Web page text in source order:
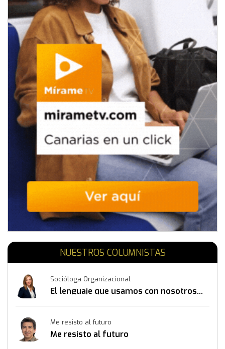
NUESTROS COLUMNISTAS
Socióloga Organizacional
El lenguaje que usamos con nosotros
Me resisto al futuro
Me resisto al futuro